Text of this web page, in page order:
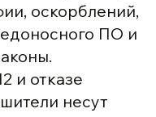
оскорблений,
ПО и
и отказе
несут